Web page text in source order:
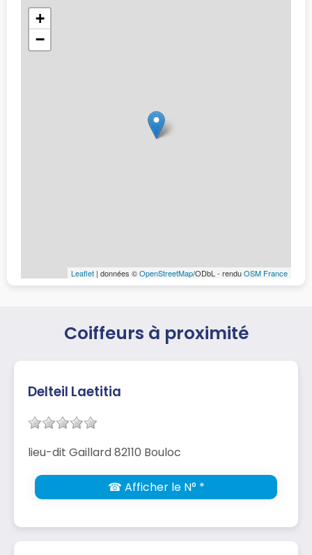
+
−
Leaflet | données ©OpenStreetMap/ODbL - renduOSM France
Coiffeurs à proximité
Delteil Laetitia
lieu-dit Gaillard 82110 Bouloc
☎ Afficher le N° *